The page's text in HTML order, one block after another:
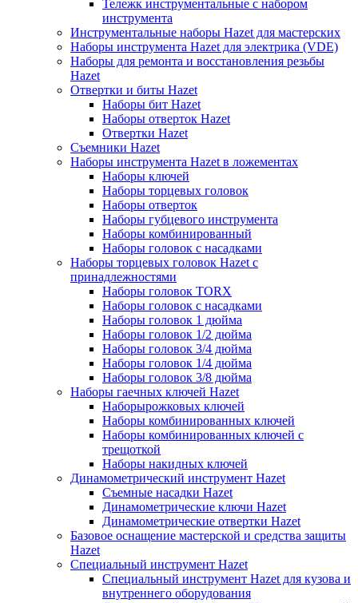
Тележк инструментальные с набором
инструмента
Инструментальные наборы Hazet для мастерских
Наборы инструмента Hazet для электрика (VDE)
Наборы для ремонта и восстановления резьбы
Hazet
Отвертки и биты Hazet
Наборы бит Hazet
Наборы отверток Hazet
Отвертки Hazet
Съемники Hazet
Наборы инструмента Hazet в ложементах
Наборы ключей
Наборы торцевых головок
Наборы отверток
Наборы губцевого инструмента
Наборы комбинированный
Наборы головок с насадками
Наборы торцевых головок Hazet с
принадлежностями
Наборы головок TORX
Наборы головок с насадками
Наборы головок 1 дюйма
Наборы головок 1/2 дюйма
Наборы головок 3/4 дюйма
Наборы головок 1/4 дюйма
Наборы головок 3/8 дюйма
Наборы гаечных ключей Hazet
Наборырожковых ключей
Наборы комбинированных ключей
Наборы комбинированных ключей с
трещоткой
Наборы накидных ключей
Динамометрический инструмент Hazet
Съемные насадки Hazet
Динамометрические ключи Hazet
Динамометрические отвертки Hazet
Базовое оснащение мастерской и средства защиты
Hazet
Специальный инструмент Hazet
Специальный инструмент Hazet для кузова и
внутреннего оборудования